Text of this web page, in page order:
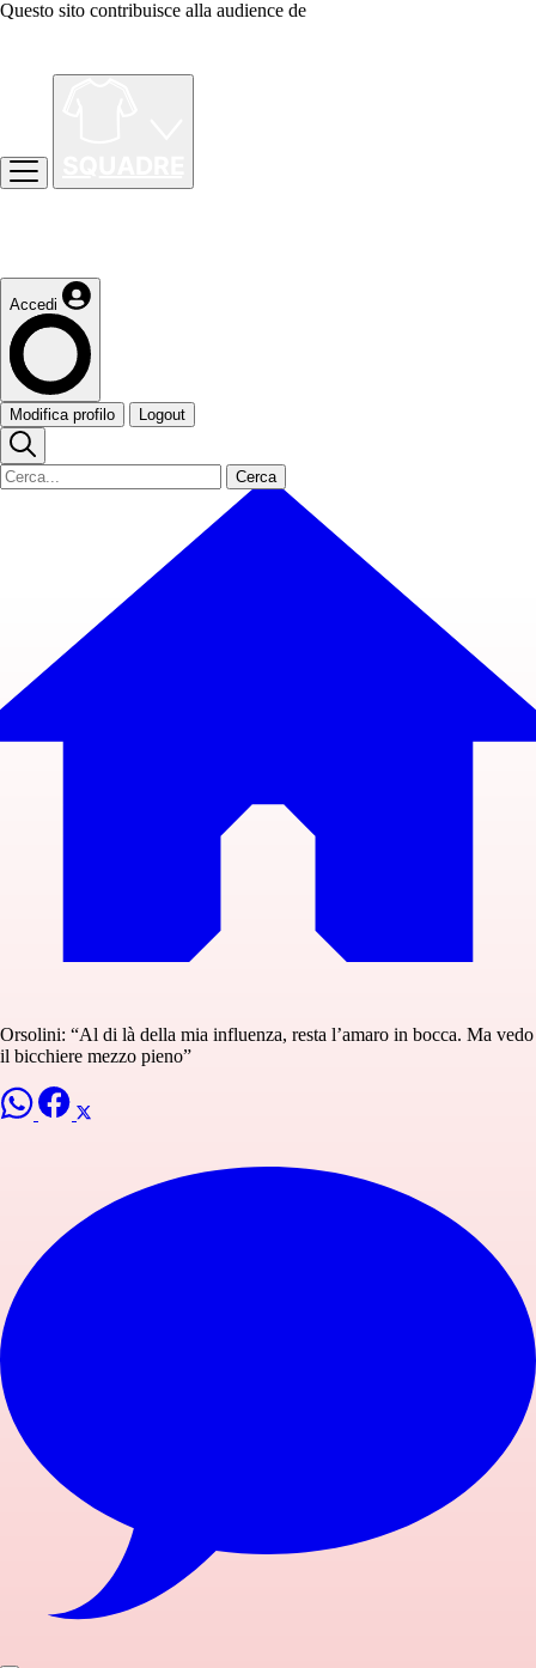
Questo sito contribuisce alla audience de
Accedi
Modifica profilo Logout
Cerca
Orsolini: “Al di là della mia influenza, resta l’amaro in bocca. Ma vedo
il bicchiere mezzo pieno”